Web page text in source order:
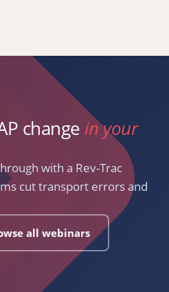
change in your
with a Rev-Trac
cut transport errors and
all webinars